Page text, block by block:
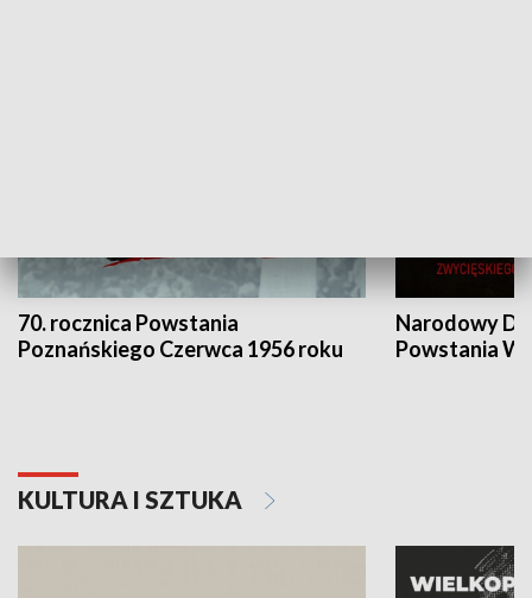
70. rocznica Powstania
Poznańskiego Czerwca 1956 roku
Narodowy
Powstania
KULTURA I SZTUKA